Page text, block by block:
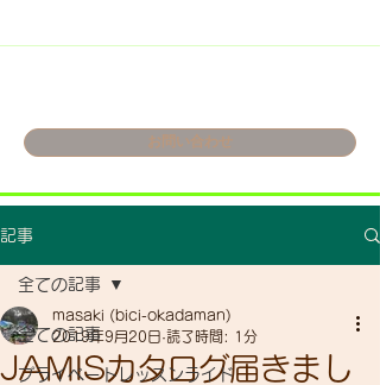
お問い合わせ
記事
全ての記事
プライベートレッスンライド
全ての記事
JAMISカタログ届きまし
masaki (bici-okadaman)
2019年9月20日 読了時間: 1分